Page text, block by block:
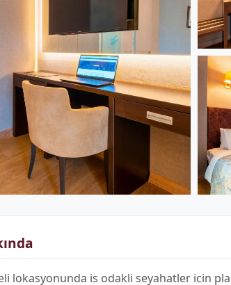
lokasyonunda is odakli seyahatler icin